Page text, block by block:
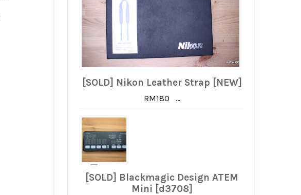
[SOLD] Nikon Leather Strap [NEW]
RM180 ...
[SOLD] Blackmagic Design ATEM
Mini [d3708]